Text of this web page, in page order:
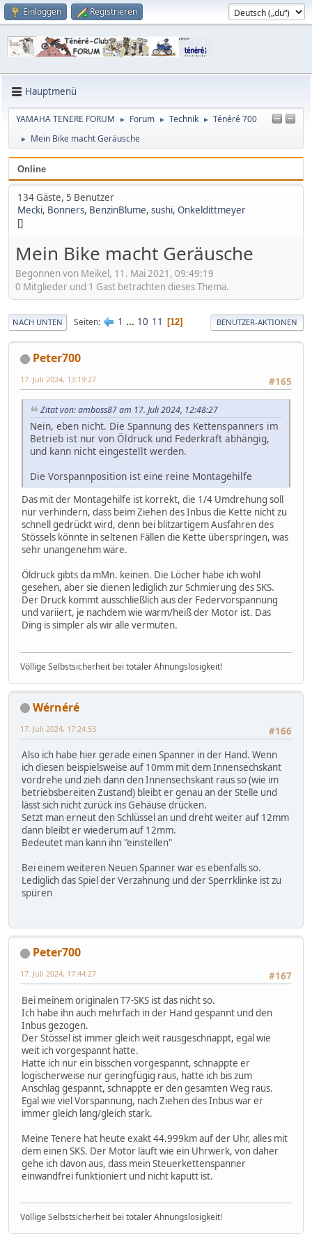
Einloggen Registrieren
Hauptmenü
YAMAHA TENERE FORUM ► Forum ► Technik ► Ténéré 700
► Mein Bike macht Geräusche
Online
134 Gäste, 5 Benutzer
Mecki, Bonners, BenzinBlume, sushi, Onkeldittmeyer
[]
Mein Bike macht Geräusche
Begonnen von Meikel, 11. Mai 2021, 09:49:19
0 Mitglieder und 1 Gast betrachten dieses Thema.
NACH UNTEN Seiten 1 ... 10 11 12 BENUTZER-AKTIONEN
Peter700
#165
17. Juli 2024, 13:19:27
Zitat von: amboss87 am 17. Juli 2024, 12:48:27
Nein, eben nicht. Die Spannung des Kettenspanners im
Betrieb ist nur von Öldruck und Federkraft abhängig,
und kann nicht eingestellt werden.
Die Vorspannposition ist eine reine Montagehilfe
Das mit der Montagehilfe ist korrekt, die 1/4 Umdrehung soll
nur verhindern, dass beim Ziehen des Inbus die Kette nicht zu
schnell gedrückt wird, denn bei blitzartigem Ausfahren des
Stössels könnte in seltenen Fällen die Kette überspringen, was
sehr unangenehm wäre.
Öldruck gibts da mMn. keinen. Die Löcher habe ich wohl
gesehen, aber sie dienen lediglich zur Schmierung des SKS.
Der Druck kommt ausschließlich aus der Federvorspannung
und variiert, je nachdem wie warm/heiß der Motor ist. Das
Ding is simpler als wir alle vermuten.
Völlige Selbstsicherheit bei totaler Ahnungslosigkeit!
Wérnéré
#166
17. Juli 2024, 17:24:53
Also ich habe hier gerade einen Spanner in der Hand. Wenn
ich diesen beispielsweise auf 10mm mit dem Innensechskant
vordrehe und zieh dann den Innensechskant raus so (wie im
betriebsbereiten Zustand) bleibt er genau an der Stelle und
lässt sich nicht zurück ins Gehäuse drücken.
Setzt man erneut den Schlüssel an und dreht weiter auf 12mm
dann bleibt er wiederum auf 12mm.
Bedeutet man kann ihn "einstellen"
Bei einem weiteren Neuen Spanner war es ebenfalls so.
Lediglich das Spiel der Verzahnung und der Sperrklinke ist zu
spüren
Peter700
#167
17. Juli 2024, 17:44:27
Bei meinem originalen T7-SKS ist das nicht so.
Ich habe ihn auch mehrfach in der Hand gespannt und den
Inbus gezogen.
Der Stössel ist immer gleich weit rausgeschnappt, egal wie
weit ich vorgespannt hatte.
Hatte ich nur ein bisschen vorgespannt, schnappte er
logischerweise nur geringfügig raus, hatte ich bis zum
Anschlag gespannt, schnappte er den gesamten Weg raus.
Egal wie viel Vorspannung, nach Ziehen des Inbus war er
immer gleich lang/gleich stark.
Meine Tenere hat heute exakt 44.999km auf der Uhr, alles mit
dem einen SKS. Der Motor läuft wie ein Uhrwerk, von daher
gehe ich davon aus, dass mein Steuerkettenspanner
einwandfrei funktioniert und nicht kaputt ist.
Völlige Selbstsicherheit bei totaler Ahnungslosigkeit!